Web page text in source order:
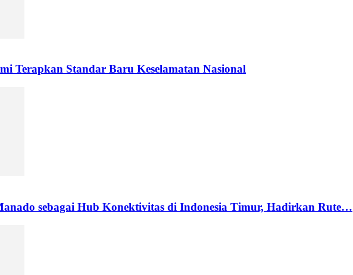
Terapkan Standar Baru Keselamatan Nasional
sebagai Hub Konektivitas di Indonesia Timur, Hadirkan Rute…